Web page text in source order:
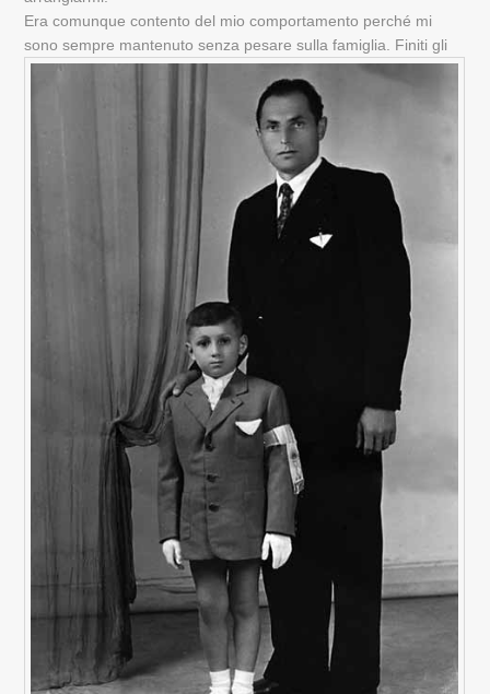
Era comunque contento del mio comportamento perché mi
sono sempre mantenuto senza pesare sulla famiglia.
Finiti gli